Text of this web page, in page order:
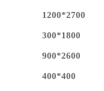
1200*2700
300*1800
900*2600
400*400